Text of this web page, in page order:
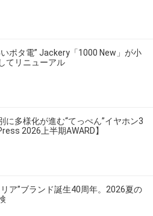
ポタ電” Jackery「1000 New」が小
てリニューアル
に多様化が進む“てっぺん”イヤホン3
2026上半期AWARD】
ア”ブランド誕生40周年。2026夏の